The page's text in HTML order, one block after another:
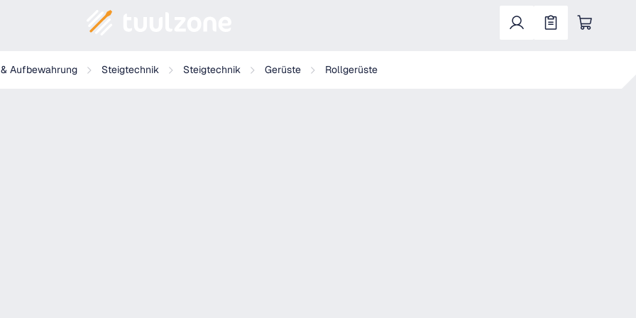
Warenkorb enthält 0 Positionen. Der
Aufbewahrung Steigtechnik Steigtechnik Gerüste Rollgerüste